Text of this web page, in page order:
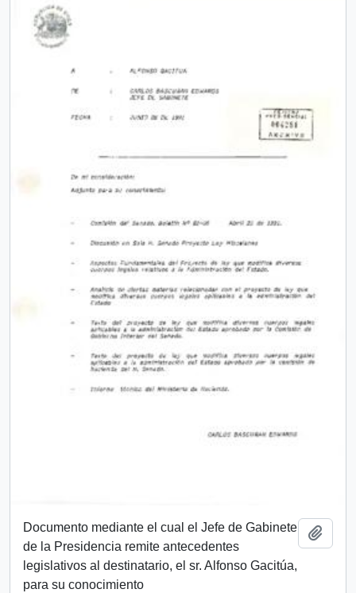
Documento mediante el cual el Jefe de Gabinete
de la Presidencia remite antecedentes
legislativos al destinatario, el sr. Alfonso Gacitúa,
para su conocimiento